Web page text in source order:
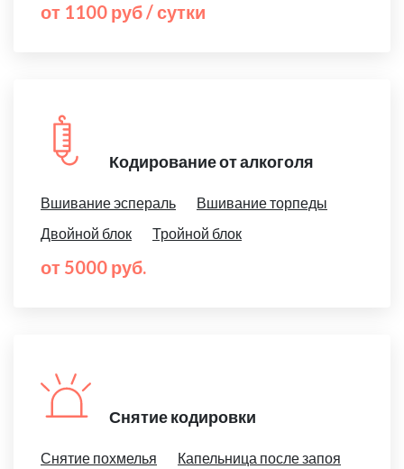
от 1100 руб / сутки
Кодирование от алкоголя
Вшивание эспераль
Вшивание торпеды
Двойной блок
Тройной блок
от 5000 руб.
Снятие кодировки
Снятие похмелья
Капельница после запоя